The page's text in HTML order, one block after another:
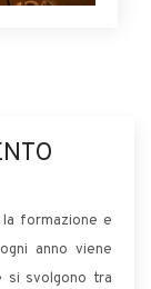
formazione e
anno viene
si svolgono tra